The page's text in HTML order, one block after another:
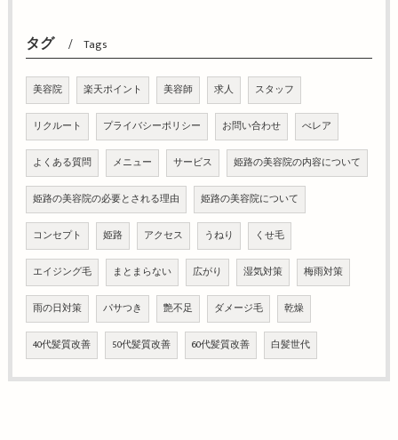
タグ Tags
美容院 楽天ポイント 美容師 求人 スタッフ
リクルート プライバシーポリシー お問い合わせ べレア
よくある質問 メニュー サービス 姫路の美容院の内容について
姫路の美容院の必要とされる理由 姫路の美容院について
コンセプト 姫路 アクセス うねり くせ毛
エイジング毛 まとまらない 広がり 湿気対策 梅雨対策
雨の日対策 パサつき 艶不足 ダメージ毛 乾燥
40代髪質改善 50代髪質改善 60代髪質改善 白髪世代